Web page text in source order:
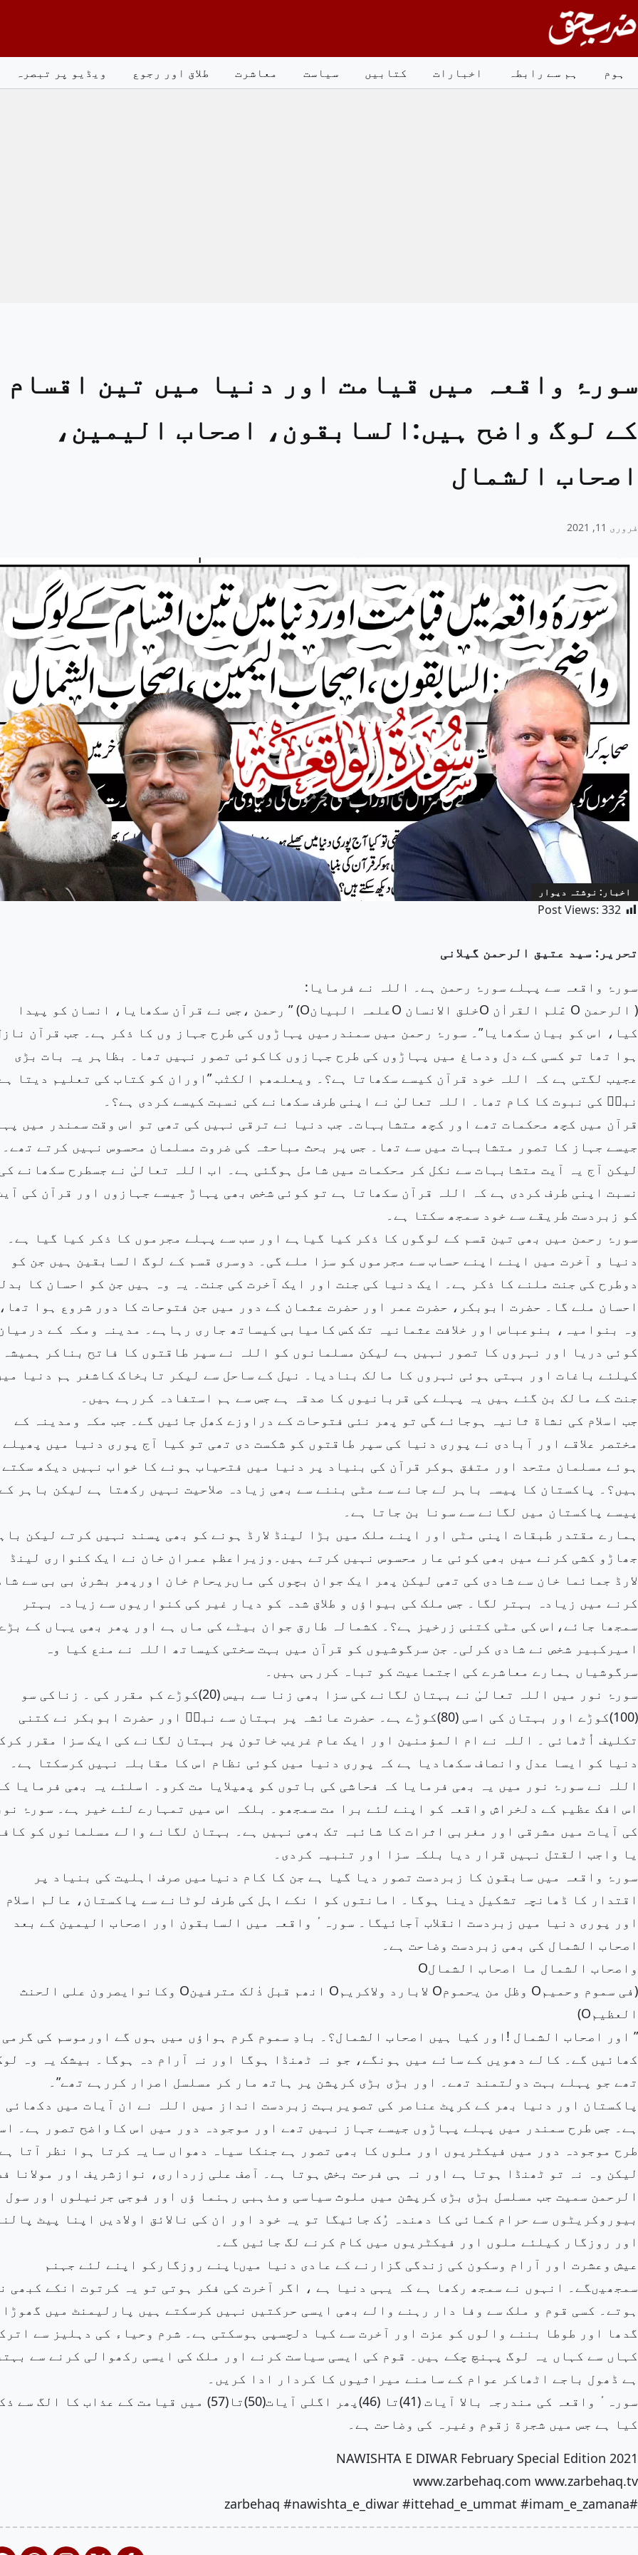
to
content
ہوم
ہم سے رابطہ اخبارات کتابیں سیاست معاشرت طلاق اور رجوع ویڈیو پر تبصرہ
سورۂ واقعہ میں قیامت اور دنیا میں تین اقسام
کے لوگ واضح ہیں:السابقون، اصحاب الیمین،
اصحاب الشمال
فروری 11, 2021
اخبار: نوشتہ دیوار
Post Views: 332
تحریر: سید عتیق الرحمن گیلانی
سورۂ واقعہ سے پہلے سورۂ رحمن ہے۔ اللہ نے فرمایا:
( الرحمن O عّلم القراٰن Oخلق الانسان Oعلمہ البیانO) ” رحمن ،جس نے قرآن سکھایا، انسان کو پیدا
کیا، اس کو بیان سکھایا”۔ سورۂ رحمن میں سمندرمیں پہاڑوں کی طرح جہاز وں کا ذکر ہے۔ جب قرآن
ہوا تھا تو کسی کے دل ودماغ میں پہاڑوں کی طرح جہازوں کاکوئی تصور نہیں تھا۔ بظاہر یہ بات بڑی
عجیب لگتی ہے کہ اللہ خود قرآن کیسے سکھاتا ہے؟۔ ویعلمھم الکتٰب ”اوران کو کتاب کی تعلیم دیتا
نبیۖ کی نبوت کا کام تھا۔ اللہ تعالیٰ نے اپنی طرف سکھانے کی نسبت کیسے کردی ہے؟۔
قرآن میں کچھ محکمات تھے اور کچھ متشابہات۔ جب دنیا نے ترقی نہیں کی تھی تو اس وقت سمندر میں
جیسے جہاز کا تصور متشابہات میں سے تھا۔ جس پر بحث مباحثہ کی ضروت مسلمان محسوس نہیں کرتے تھے۔
لیکن آج یہ آیت متشابہات سے نکل کر محکمات میں شامل ہوگئی ہے۔ اب اللہ تعالیٰ نے جسطرح سکھانے
نسبت اپنی طرف کردی ہے کہ اللہ قرآن سکھاتا ہے تو کوئی شخص بھی پہاڑ جیسے جہازوں اور قرآن کی
کو زبردست طریقے سے خود سمجھ سکتا ہے۔
سورۂ رحمن میں بھی تین قسم کے لوگوں کا ذکر کیا گیاہے اور سب سے پہلے مجرموں کا ذکر کیا گیا ہے۔
دنیا و آخرت میں اپنے اپنے حساب سے مجرموں کو سزا ملے گی۔ دوسری قسم کے لوگ السابقین ہیں جن کو
دوطرح کی جنت ملنے کا ذکر ہے۔ ایک دنیا کی جنت اور ایک آخرت کی جنت۔ یہ وہ ہیں جن کو احسان کا
احسان ملے گا۔ حضرت ابوبکر، حضرت عمر اور حضرت عثمان کے دور میں جن فتوحات کا دور شروع ہوا
وہ بنوامیہ، بنوعباس اور خلافت عثمانیہ تک کس کامیابی کیساتھ جاری رہاہے۔ مدینہ ومکہ کے
کوئی دریا اور نہروں کا تصور نہیں ہے لیکن مسلمانوں کو اللہ نے سپر طاقتوں کا فاتح بناکر ہمیشہ
کیلئے باغات اور بہتی ہوئی نہروں کا مالک بنادیا۔ نیل کے ساحل سے لیکر تابخاک کاشغر ہم دنیا
جنت کے مالک بن گئے ہیں یہ پہلے کی قربانیوں کا صدقہ ہے جس سے ہم استفادہ کررہے ہیں۔
جب اسلام کی نشاة ثانیہ ہوجائے گی تو پھر نئی فتوحات کے دراوزے کھل جائیں گے۔ جب مکہ ومدینہ کے
مختصر علاقے اور آبادی نے پوری دنیا کی سپر طاقتوں کو شکست دی تھی تو کیا آج پوری دنیا میں پھیلے
ہوئے مسلمان متحد اور متفق ہوکر قرآن کی بنیاد پر دنیا میں فتحیاب ہونے کا خواب نہیں دیکھ سکتے
ہیں؟۔ پاکستان کا پیسہ باہر لے جانے سے مٹی بننے سے بھی زیادہ صلاحیت نہیں رکھتا ہے لیکن باہر
پیسے پاکستان میں لگانے سے سونا بن جاتا ہے۔
ہمارے مقتدر طبقات اپنی مٹی اور اپنے ملک میں بڑا لینڈ لارڈ ہونے کو بھی پسند نہیں کرتے لیکن
جھاڑو کشی کرنے میں بھی کوئی عار محسوس نہیں کرتے ہیں۔وزیراعظم عمران خان نے ایک کنواری لینڈ
لارڈ جمائما خان سے شادی کی تھی لیکن پھر ایک جوان بچوں کی ماںریحام خان اورپھر بشریٰ بی بی سے
کرنے میں زیادہ بہتر لگا۔ جس ملک کی بیواؤں و طلاق شدہ کو دیار غیر کی کنواریوں سے زیادہ بہتر
سمجھا جائے،اس کی مٹی کتنی زرخیز ہے؟۔ کشمالہ طارق جوان بیٹے کی ماں ہے اور پھر بھی یہاں کے
امیرکبیر شخص نے شادی کرلی۔ جن سرگوشیوں کو قرآن میں بہت سختی کیساتھ اللہ نے منع کیا وہ
سرگوشیاں ہمارے معاشرے کی اجتماعیت کو تباہ کررہی ہیں۔
سورۂ نور میں اللہ تعالیٰ نے بہتان لگانے کی سزا بھی زنا سے بیس (20)کوڑے کم مقرر کی ۔ زناکی سو
(100)کوڑے اور بہتان کی اسی (80)کوڑے ہے۔ حضرت عائشہ پر بہتان سے نبیۖ اور حضرت ابوبکر نے کتنی
تکلیف اُٹھائی ۔ اللہ نے ام المؤمنین اور ایک عام غریب خاتون پر بہتان لگانے کی ایک سزا مقرر
دنیا کو ایسا عدل وانصاف سکھادیا ہے کہ پوری دنیا میں کوئی نظام اس کا مقابلہ نہیں کرسکتا ہے۔
اللہ نے سورۂ نور میں یہ بھی فرمایا کہ فحاشی کی باتوں کو پھیلایا مت کرو۔ اسلئے یہ بھی فرمایا
اس افک عظیم کے دلخراش واقعہ کو اپنے لئے برا مت سمجھو۔ بلکہ اس میں تمہارے لئے خیر ہے۔ سورۂ
کی آیات میں مشرقی اور مغربی اثرات کا شائبہ تک بھی نہیں ہے۔ بہتان لگانے والے مسلمانوں کو
یا واجب القتل نہیں قرار دیا بلکہ سزا اور تنبیہ کردی۔
سورۂ واقعہ میں سابقون کا زبردست تصور دیا گیا ہے جن کا کام دنیامیں صرف اہلیت کی بنیاد پر
اقتدار کا ڈھانچہ تشکیل دینا ہوگا۔ امانتوں کو ا نکے اہل کی طرف لوٹانے سے پاکستان، عالم اسلام
اور پوری دنیا میں زبردست انقلاب آجائیگا۔ سورہ ٔ واقعہ میں السابقون اور اصحاب الیمین کے بعد
اصحاب الشمال کی بھی زبردست وضاحت ہے۔
واصحاب الشمال ما اصحاب الشمالO
(فی سموم وحمیمO وظل من یحمومO لابارد ولاکریمO انھم قبل ذٰلک مترفینO وکانوایصرون علی الحنث
العظیمO)
” اور اصحاب الشمال !اور کیا ہیں اصحاب الشمال؟۔ بادِ سموم گرم ہواؤں میں ہوں گے اورموسم کی گرمی
کھائیں گے۔ کالے دھویں کے سائے میں ہونگے، جو نہ ٹھنڈا ہوگا اور نہ آرام دہ ہوگا۔ بیشک یہ وہ
تھے جو پہلے بہت دولتمند تھے۔ اور بڑی بڑی کرپشن پر ہاتھ مار کر مسلسل اصرار کررہے تھے”۔
پاکستان اور دنیا بھر کے کرپٹ عناصر کی تصویربہت زبردست انداز میں اللہ نے ان آیات میں دکھائی
ہے۔ جس طرح سمندر میں پہلے پہاڑوں جیسے جہاز نہیں تھے اور موجودہ دور میں اس کاواضح تصور ہے۔
طرح موجودہ دور میں فیکٹریوں اور ملوں کا بھی تصور ہے جنکا سیاہ دھواں سایہ کرتا ہوا نظر آتا
لیکن وہ نہ تو ٹھنڈا ہوتا ہے اور نہ ہی فرحت بخش ہوتا ہے۔ آصف علی زرداری، نوازشریف اور مولانا
الرحمن سمیت جب مسلسل بڑی بڑی کرپشن میں ملوث سیاسی ومذہبی رہنما ؤں اور فوجی جرنیلوں اور سول
بیوروکریٹوں سے حرام کمائی کا دھندہ رُک جائیگا تو یہ خود اور ان کی نالائق اولادیں اپنا پیٹ
اور روزگار کیلئے ملوں اور فیکٹریوں میں کام کرنے لگ جائیں گے۔
عیش وعشرت اور آرام وسکون کی زندگی گزارنے کے عادی دنیا میںاپنے روزگارکو اپنے لئے جہنم
سمجھیںگے۔ انہوں نے سمجھ رکھا ہے کہ یہی دنیا ہے ، اگر آخرت کی فکر ہوتی تو یہ کرتوت انکے کبھی
ہوتے۔ کسی قوم و ملک سے وفا دار رہنے والے بھی ایسی حرکتیں نہیں کرسکتے ہیں پارلیمنٹ میں
گدھا اور طوطا بننے والوں کو عزت اور آخرت سے کیا دلچسپی ہوسکتی ہے۔ شرم وحیاء کی دہلیز سے
کہاں سے کہاں یہ لوگ پہنچ چکے ہیں۔ قوم کی ایسی سیاست کرنے اور ملک کی ایسی رکھوالی کرنے سے
ہے ڈھول باجے اٹھاکر عوام کے سامنے میراثیوں کا کردار ادا کریں۔
سورہ ٔ واقعہ کی مندرجہ بالا آیات (41)تا (46)پھر اگلی آیات(50)تا(57) میں قیامت کے عذاب کا الگ
کیا ہے جس میں شجرة زقوم وغیرہ کی وضاحت ہے۔
NAWISHTA E DIWAR February Special Edition 2021
www.zarbehaq.com www.zarbehaq.tv
#zarbehaq #nawishta_e_diwar #ittehad_e_ummat #imam_e_zamana